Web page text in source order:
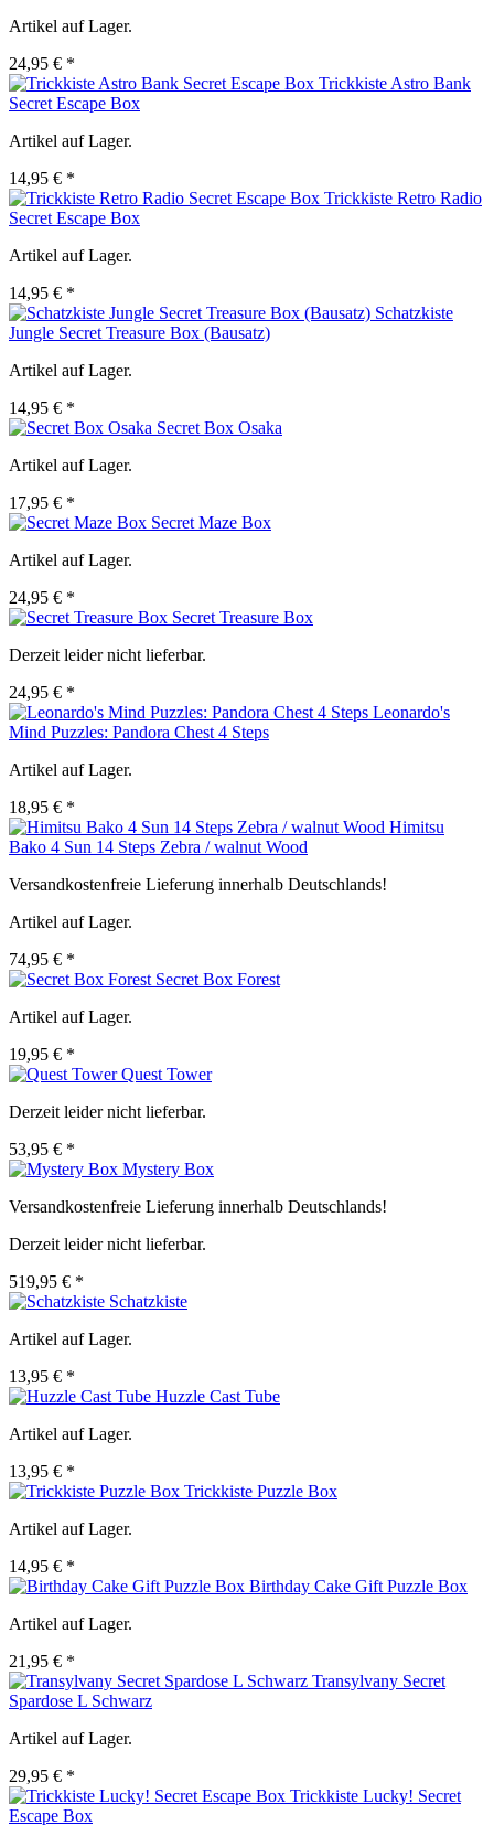
Artikel auf Lager.
24,95 € *
Trickkiste Astro Bank
Secret Escape Box
Artikel auf Lager.
14,95 € *
Trickkiste Retro Radio
Secret Escape Box
Artikel auf Lager.
14,95 € *
Schatzkiste
Jungle Secret Treasure Box (Bausatz)
Artikel auf Lager.
14,95 € *
Secret Box Osaka
Artikel auf Lager.
17,95 € *
Secret Maze Box
Artikel auf Lager.
24,95 € *
Secret Treasure Box
Derzeit leider nicht lieferbar.
24,95 € *
Leonardo's
Mind Puzzles: Pandora Chest 4 Steps
Artikel auf Lager.
18,95 € *
Himitsu
Bako 4 Sun 14 Steps Zebra / walnut Wood
Versandkostenfreie Lieferung innerhalb Deutschlands!
Artikel auf Lager.
74,95 € *
Secret Box Forest
Artikel auf Lager.
19,95 € *
Quest Tower
Derzeit leider nicht lieferbar.
53,95 € *
Mystery Box
Versandkostenfreie Lieferung innerhalb Deutschlands!
Derzeit leider nicht lieferbar.
519,95 € *
Schatzkiste
Artikel auf Lager.
13,95 € *
Huzzle Cast Tube
Artikel auf Lager.
13,95 € *
Trickkiste Puzzle Box
Artikel auf Lager.
14,95 € *
Birthday Cake Gift Puzzle Box
Artikel auf Lager.
21,95 € *
Transylvany Secret
Spardose L Schwarz
Artikel auf Lager.
29,95 € *
Trickkiste Lucky! Secret
Escape Box